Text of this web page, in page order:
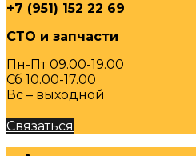
+7 (951) 152 22 69
СТО и запчасти
Пн-Пт 09.00-19.00
Сб 10.00-17.00
Вс – выходной
Связаться